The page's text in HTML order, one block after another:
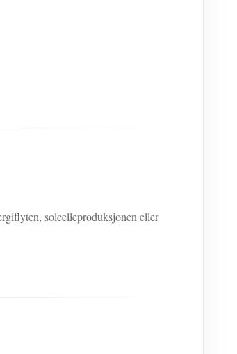
solcelleproduksjonen eller